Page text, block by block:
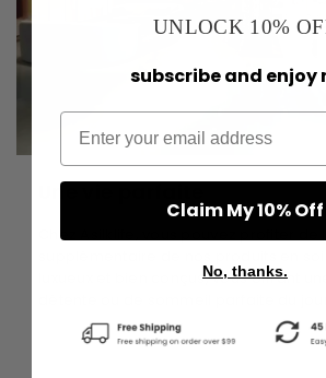
Une vie parfaite
Chez Asilklife, vous pouvez profiter de
luxueux et bien conçus, vous offrant
UNLOCK 10%
subscribe and enjoy
Claim My 10% Off
No, thanks.